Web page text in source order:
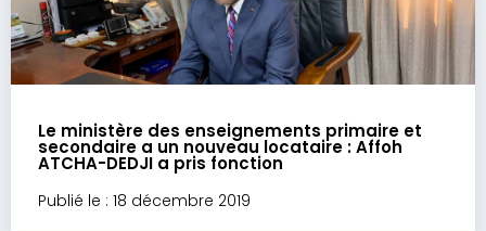
Le ministère des enseignements primaire et
secondaire a un nouveau locataire : Affoh
ATCHA-DEDJI a pris fonction
Publié le : 18 décembre 2019